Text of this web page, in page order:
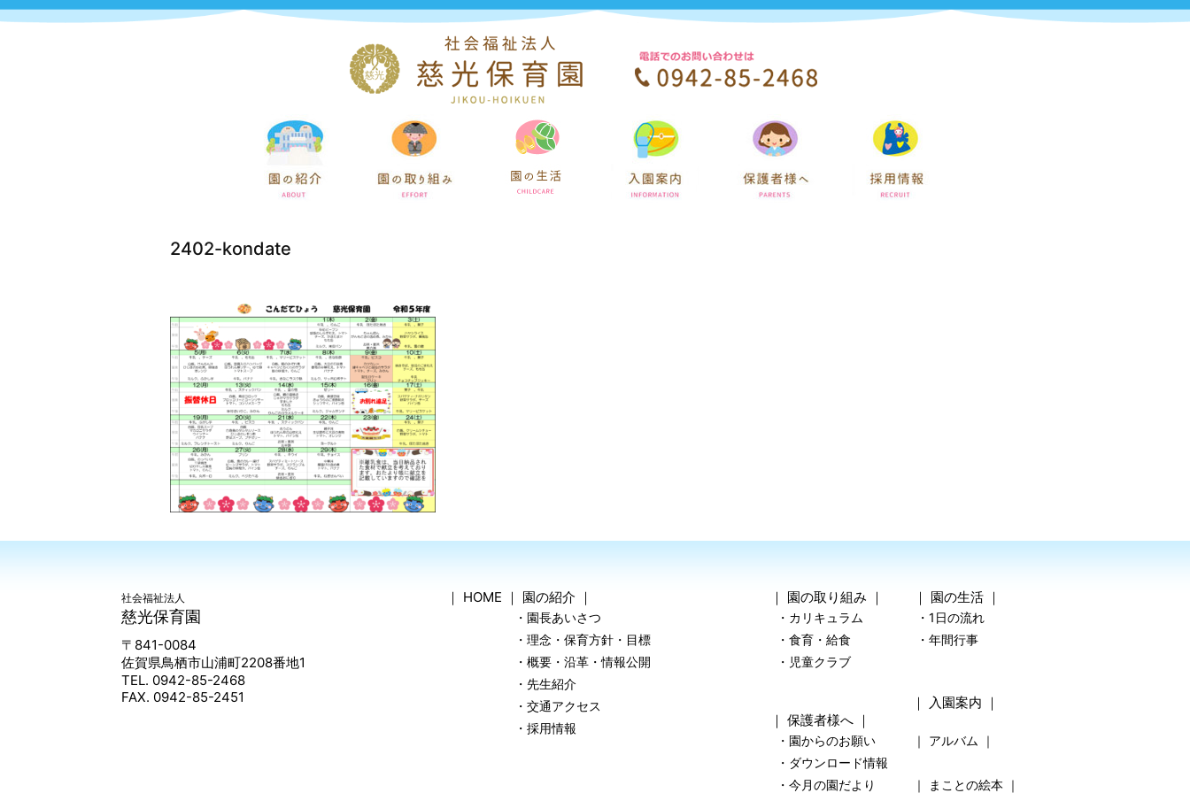
2402-kondate
社会福祉法人
慈光保育園
〒841-0084
佐賀県鳥栖市山浦町2208番地1
TEL. 0942-85-2468
FAX. 0942-85-2451
｜ HOME ｜ 園の紹介 ｜
・園長あいさつ
・理念・保育方針・目標
・概要・沿革・情報公開
・先生紹介
・交通アクセス
・採用情報
｜ 園の取り組み ｜ ｜ 園の生活 ｜
・カリキュラム
・1日の流れ
・食育・給食
・年間行事
・児童クラブ
｜ 入園案内 ｜
｜保護者様へ ｜
・園からのお願い ｜ アルバム ｜
・ダウンロード情報
・今月の園だより
｜ まことの絵本 ｜